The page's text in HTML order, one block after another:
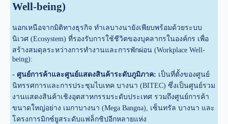
Well-being)
นอกเหนือจากมิติทางธุรกิจ ทำเลบางนายังเพียบพร้อมด้วยระบบ
นิเวศ (Ecosystem) ที่รองรับการใช้ชีวิตของบุคลากรในองค์กร เพื่อ
สร้างสมดุลระหว่างการทำงานและการพักผ่อน (Workplace Well-
being):
- ศูนย์การค้าและศูนย์แสดงสินค้าระดับภูมิภาค: เป็นที่ตั้งของศูนย์
นิทรรศการและการประชุมไบเทค บางนา (BITEC) ซึ่งเป็นศูนย์รวม
งานแสดงสินค้าเชิงอุตสาหกรรมระดับประเทศ รวมถึงศูนย์การค้า
ขนาดใหญ่อย่าง เมกาบางนา (Mega Bangna), เซ็นทรัล บางนา และ
โครงการมิกซ์ยูสระดับแฟล็กชิปอีกหลายแห่ง